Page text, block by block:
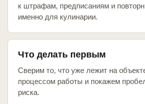
к штрафам, предписаниям и
именно для кулинарии.
Что делать первым
Сверим то, что уже лежит на
процессом работы и покажем
риска.